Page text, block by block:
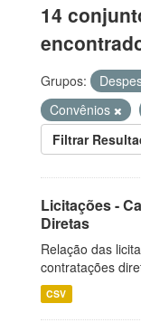
14
Grupos:
Convênios
Filtrar
Licitações -
Diretas
Relação das
contratações
CSV